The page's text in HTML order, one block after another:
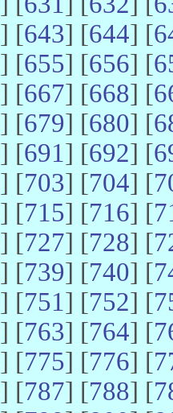
] [643] [644] [
] [655] [656] [
] [667] [668] [
] [679] [680] [
] [691] [692] [
] [703] [704] [
] [715] [716] [
] [727] [728] [
] [739] [740] [
] [751] [752] [
] [763] [764] [
] [775] [776] [
] [787] [788] [